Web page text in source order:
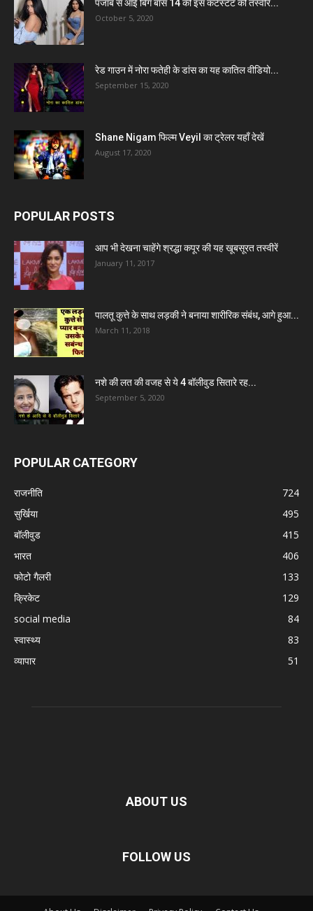
पंजाब से आई बिग बॉस 14 की इस कंटेस्टेंट की तस्वीरें...
October 5, 2020
रेड गाउन में नोरा फतेही के डांस का यह कातिल वीडियो...
September 15, 2020
Shane Nigam फिल्म Veyil का ट्रेलर यहाँ देखें
August 17, 2020
POPULAR POSTS
आप भी देखना चाहेंगे श्रद्धा कपूर की यह खूबसूरत तस्वीरें
January 11, 2017
पालतू कुत्ते के साथ लड़की ने बनाया शारीरिक संबंध, आगे हुआ...
March 11, 2018
नशे की लत की वजह से ये 4 बॉलीवुड सितारे रह...
September 5, 2020
POPULAR CATEGORY
राजनीति
724
सुर्खिया
495
बॉलीवुड
415
भारत
406
फोटो गैलरी
133
क्रिकेट
129
social media
84
स्वास्थ्य
83
व्यापार
51
ABOUT US
FOLLOW US